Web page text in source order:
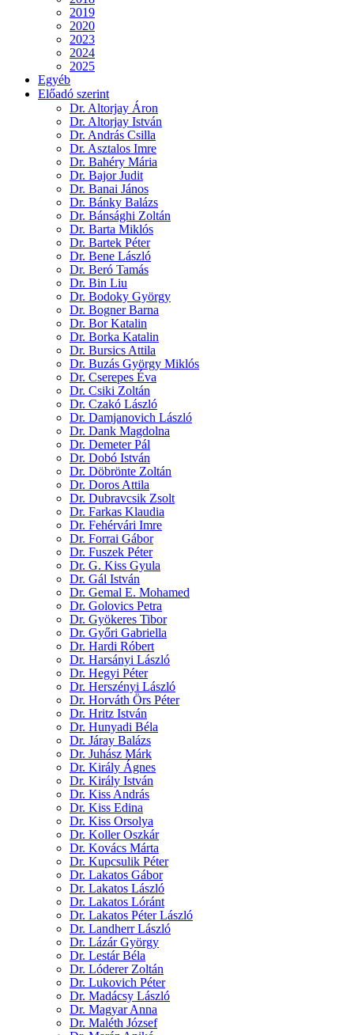
2019
2020
2023
2024
2025
Egyéb
Előadó szerint
Dr. Altorjay Áron
Dr. Altorjay István
Dr. András Csilla
Dr. Asztalos Imre
Dr. Bahéry Mária
Dr. Bajor Judit
Dr. Banai János
Dr. Bánky Balázs
Dr. Bánsághi Zoltán
Dr. Barta Miklós
Dr. Bartek Péter
Dr. Bene László
Dr. Beró Tamás
Dr. Bin Liu
Dr. Bodoky György
Dr. Bogner Barna
Dr. Bor Katalin
Dr. Borka Katalin
Dr. Bursics Attila
Dr. Buzás György Miklós
Dr. Cserepes Éva
Dr. Csiki Zoltán
Dr. Czakó László
Dr. Damjanovich László
Dr. Dank Magdolna
Dr. Demeter Pál
Dr. Dobó István
Dr. Döbrönte Zoltán
Dr. Doros Attila
Dr. Dubravcsik Zsolt
Dr. Farkas Klaudia
Dr. Fehérvári Imre
Dr. Forrai Gábor
Dr. Fuszek Péter
Dr. G. Kiss Gyula
Dr. Gál István
Dr. Gemal E. Mohamed
Dr. Golovics Petra
Dr. Gyökeres Tibor
Dr. Győri Gabriella
Dr. Hardi Róbert
Dr. Harsányi László
Dr. Hegyi Péter
Dr. Herszényi László
Dr. Horváth Örs Péter
Dr. Hritz István
Dr. Hunyadi Béla
Dr. Járay Balázs
Dr. Juhász Márk
Dr. Király Ágnes
Dr. Király István
Dr. Kiss András
Dr. Kiss Edina
Dr. Kiss Orsolya
Dr. Koller Oszkár
Dr. Kovács Márta
Dr. Kupcsulik Péter
Dr. Lakatos Gábor
Dr. Lakatos László
Dr. Lakatos Lóránt
Dr. Lakatos Péter László
Dr. Landherr László
Dr. Lázár György
Dr. Lestár Béla
Dr. Lóderer Zoltán
Dr. Lukovich Péter
Dr. Madácsy László
Dr. Magyar Anna
Dr. Maléth József